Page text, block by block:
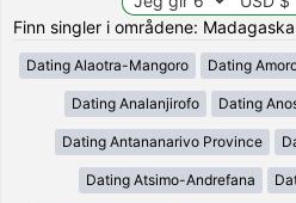
Finn singler i områdene:
Dating Alaotra-Mangoro Dating
Dating Analanjirofo Dating
Dating Antananarivo Province
Dating Atsimo-Andrefana